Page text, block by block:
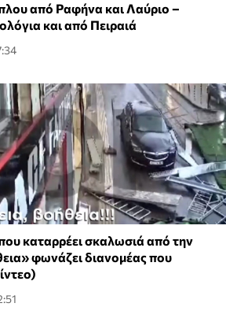
από Ραφήνα και Λαύριο –
και από Πειραιά
καταρρέει σκαλωσιά από την
φωνάζει διανομέας που